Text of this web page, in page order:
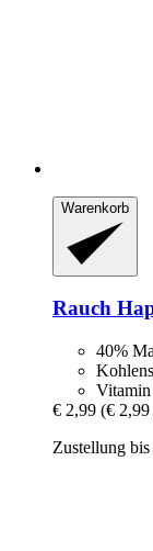
Warenkorb
Rauch
40%
Vitamin
€ 2,99 (€
Zustellung